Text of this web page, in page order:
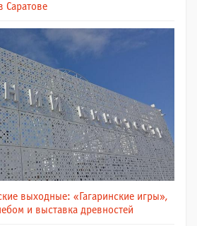
выходные: «Гагаринские игры»,
и выставка древностей